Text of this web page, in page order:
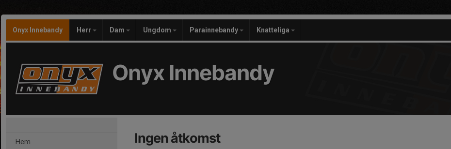
Onyx Innebandy Herr Dam Ungdom Parainnebandy Knatteliga
Onyx Innebandy
Hem Ingen åtkomst